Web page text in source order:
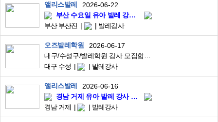
앨리스발레
2026-06-22
부산 수요일 유아 발레 강사 모집
부산 부산진
발레강사
오즈발레학원
2026-06-17
대구/수성구/발레학원 강사 모집합니다
대구 수성
발레강사
앨리스발레
2026-06-16
경남 거제 유아 발레 강사 모집
경남 거제
발레강사